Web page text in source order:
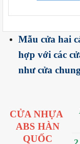
Mẫu cửa hai
hợp với các
như cửa
CỬA NHỰA
ABS HÀN
QUỐC